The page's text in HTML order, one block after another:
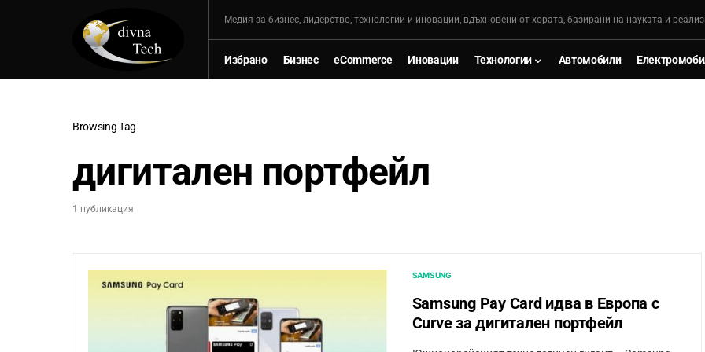
Mедия за бизнес, лидерство, технологии и иновации, вдъхновени от хората, базирани на науката и
Избрано Бизнес eCommerce Иновации Технологии Автомобили
Browsing Tag
дигитален портфейл
1 публикация
SAMSUNG
Samsung Pay Card идва в Европа с
Curve за дигитален портфейл